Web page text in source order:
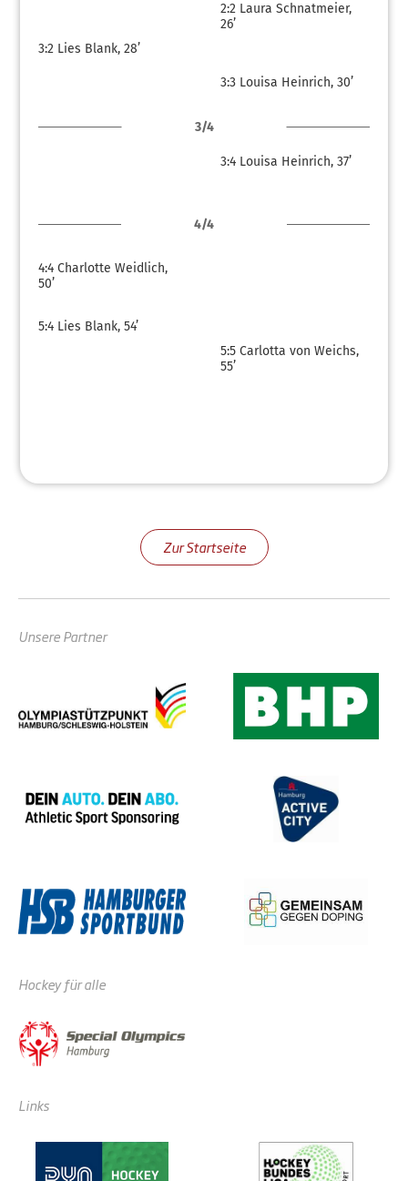
2:2 Laura Schnatmeier,
26’
3:2 Lies Blank, 28’
3:3 Louisa Heinrich, 30’
3/4
3:4 Louisa Heinrich, 37’
4/4
4:4 Charlotte Weidlich,
50’
5:4 Lies Blank, 54’
5:5 Carlotta von Weichs,
55’
Zur Startseite
Unsere Partner
Hockey für alle
Links